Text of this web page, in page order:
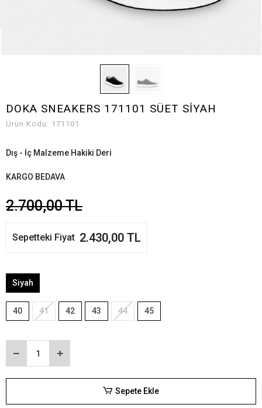
DOKA SNEAKERS 171101 SÜET SİYAH
Ürün Kodu: 171101
Dış - İç Malzeme Hakiki Deri
KARGO BEDAVA
2.700,00 TL
Sepetteki Fiyat 2.430,00 TL
Siyah
40 41 42 43 44 45
Sepete Ekle